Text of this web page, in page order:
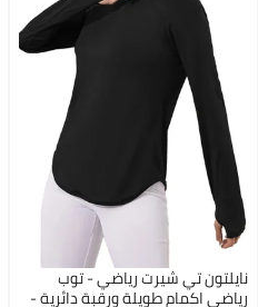
نايلتون تي شيرت رياضي - توب
رياضي اكمام طويلة ورقبة دائرية -